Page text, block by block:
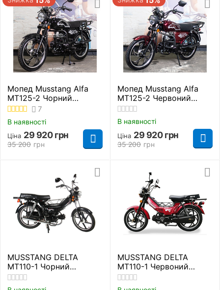
Мопед Musstang Alfa
MT125-2 Чорний
Повітряне
7
В наявності
35 200 грн
Ціна 29 920 грн
Мопед Musstang Alfa
MT125-2 Червоний
Повітряне
В наявності
35 200 грн
Ціна 29 920 грн
MUSSTANG DELTA
MT110-1 Чорний
Повітряне
MUSSTANG DELTA
MT110-1 Червоний
Повітряне